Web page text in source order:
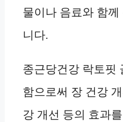
물이나 음료와 함
니다.
종근당건강 락토핏
함으로써 장 건강
강 개선 등의 효과